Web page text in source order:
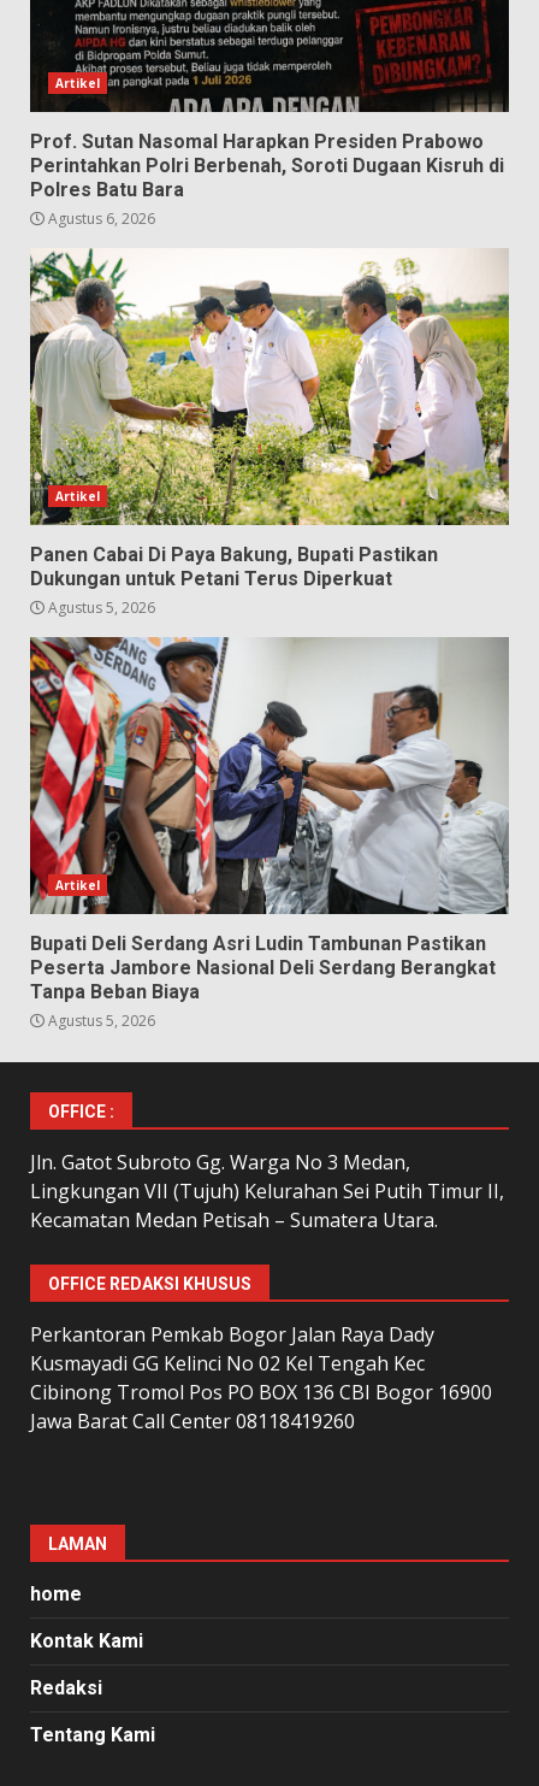
Artikel
Prof. Sutan Nasomal Harapkan Presiden Prabowo
Perintahkan Polri Berbenah, Soroti Dugaan Kisruh di
Polres Batu Bara
Agustus 6, 2026
Artikel
Panen Cabai Di Paya Bakung, Bupati Pastikan
Dukungan untuk Petani Terus Diperkuat
Agustus 5, 2026
Artikel
Bupati Deli Serdang Asri Ludin Tambunan Pastikan
Peserta Jambore Nasional Deli Serdang Berangkat
Tanpa Beban Biaya
Agustus 5, 2026
OFFICE :
Jln. Gatot Subroto Gg. Warga No 3 Medan,
Lingkungan VII (Tujuh) Kelurahan Sei Putih Timur II,
Kecamatan Medan Petisah – Sumatera Utara.
OFFICE REDAKSI KHUSUS
Perkantoran Pemkab Bogor Jalan Raya Dady
Kusmayadi GG Kelinci No 02 Kel Tengah Kec
Cibinong Tromol Pos PO BOX 136 CBI Bogor 16900
Jawa Barat Call Center 08118419260
LAMAN
home
Kontak Kami
Redaksi
Tentang Kami